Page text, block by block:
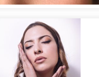
ojos rasgados